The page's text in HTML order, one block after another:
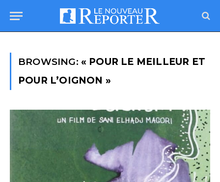
BROWSING: « POUR LE MEILLEUR ET
POUR L’OIGNON »